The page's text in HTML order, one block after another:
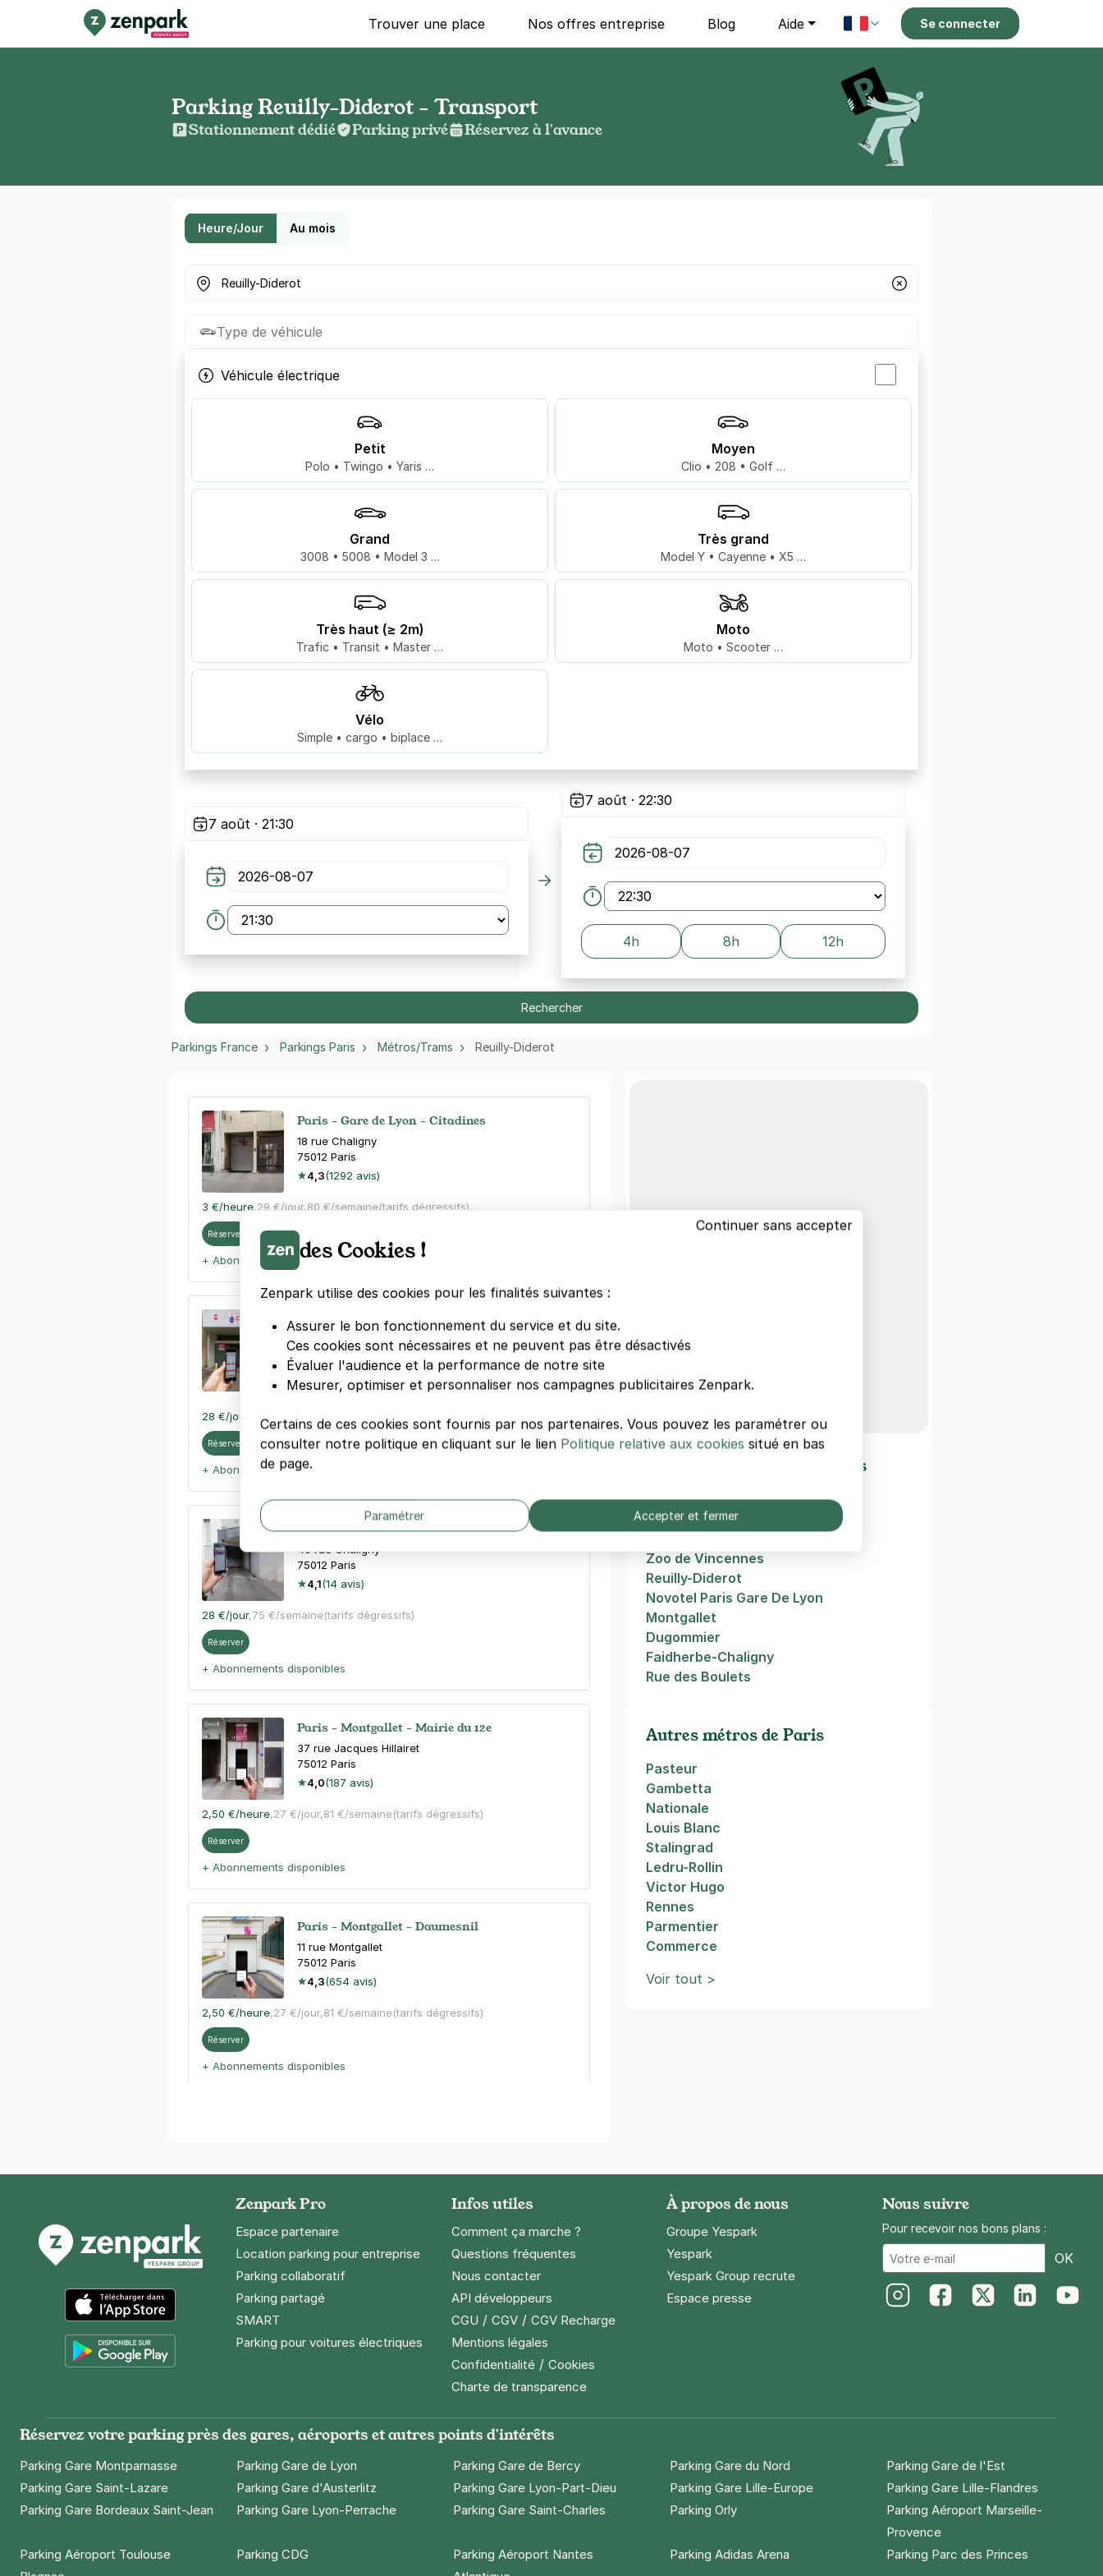
Trouver une place Nos offres entreprise Blog Aide Se connecter
Parking Reuilly-Diderot - Transport
Stationnement dédié Parking privé Réservez à l'avance
Heure/Jour Au mois
Où cherchez-vous un parking ?
Type de véhicule
Véhicule électrique
Petit
Polo • Twingo • Yaris …
Moyen
Clio • 208 • Golf …
Grand
3008 • 5008 • Model 3 …
Très grand
Model Y • Cayenne • X5 …
Très haut (≥ 2m)
Trafic • Transit • Master …
Moto
Moto • Scooter …
Vélo
Simple • cargo • biplace …
7 août · 21:30
7 août · 22:30
4h 8h 12h
Rechercher
Parkings France Parkings Paris Métros/Trams Reuilly-Diderot
Paris - Gare de Lyon - Citadines
18 rue Chaligny
75012 Paris
4,3(1292 avis)
3 €/heure,29 €/jour,80 €/semaine(tarifs dégressifs)
Réserver
+ Abonnements disponibles
Faidherbe - Chaligny - rue du faubourg Saint
Antoine - Paris 12
220 rue du Faubourg Saint-Antoine
75012Paris
4,3 (22 avis)
28 €/jour 75 €/semaine (tarifs dégressifs)
Réserver
+ Abonnements disponibles
Métro Faidherbe - rue Chaligny - Paris 12
40 rue Chaligny
75012 Paris
4,1(14 avis)
28 €/jour,75 €/semaine(tarifs dégressifs)
Réserver
+ Abonnements disponibles
Paris - Montgallet - Mairie du 12e
37 rue Jacques Hillairet
75012 Paris
4,0(187 avis)
2,50 €/heure,27 €/jour,81 €/semaine(tarifs dégressifs)
Réserver
+ Abonnements disponibles
Paris - Montgallet - Daumesnil
11 rue Montgallet
75012 Paris
4,3(654 avis)
2,50 €/heure,27 €/jour,81 €/semaine(tarifs dégressifs)
Réserver
+ Abonnements disponibles
/heure,27 €/jour,81 €/semaine (tarifs dégressifs)
Réserver
+ Abonnements disponibles
Paris - Nation - Montgallet
45 bis rue Sergent Bauchat
Réserver
+ Abonnements disponibles
Paris - Bercy Arena - Gare de Bercy
75012
Autre lieux d'intérêts à Paris
Gare de Lyon
Gare de Bercy
Zoo de Vincennes
Reuilly-Diderot
Novotel Paris Gare De Lyon
Montgallet
Dugommier
Faidherbe-Chaligny
Rue des Boulets
Autres métros de Paris
Pasteur
Gambetta
Nationale
Louis Blanc
Stalingrad
Ledru-Rollin
Victor Hugo
Rennes
Parmentier
Commerce
Voir tout >
App Store
Zenpark Pro
Espace partenaire
Location parking pour entreprise
Parking collaboratif
Parking partagé
SMART
Parking pour voitures électriques
Infos utiles
Comment ça marche ?
Questions fréquentes
Nous contacter
API développeurs
CGU / CGV/ CGV Recharge
Mentions légales
Confidentialité/ Cookies
Charte de transparence
À propos de nous
Groupe Yespark
Yespark
Yespark Group recrute
Espace presse
Nous suivre
Pour recevoir nos bons plans :
OK
Réservez votre parking près des gares, aéroports et autres points d'intérêts
Parking Gare Montparnasse Parking Gare de Lyon Parking Gare de Bercy Parking Gare du Nord
Parking Gare de l'Est
Parking Gare Saint-Lazare
Parking Gare d'Austerlitz Parking Gare Lyon-Part-Dieu Parking Gare Lille-Europe
Parking Gare Lille-Flandres
Parking Gare Bordeaux Saint-Jean
Parking Gare Lyon-Perrache Parking Gare Saint-Charles Parking Orly
Parking Aéroport Marseille-
Provence
Parking Aéroport Toulouse
Parking CDG
Parking Aéroport Nantes
Parking Adidas Arena Parking Parc des Princes
Continuer sans accepter
des Cookies !
Zenpark utilise des cookies pour les finalités suivantes :
Assurer le bon fonctionnement du service et du site.
Ces cookies sont nécessaires et ne peuvent pas être désactivés
Évaluer l'audience et la performance de notre site
Mesurer, optimiser et personnaliser nos campagnes publicitaires Zenpark.
Certains de ces cookies sont fournis par nos partenaires. Vous pouvez les paramétrer ou
consulter notre politique en cliquant sur le lien Politique relative aux cookies situé en bas
de page.
Paramétrer Accepter et fermer